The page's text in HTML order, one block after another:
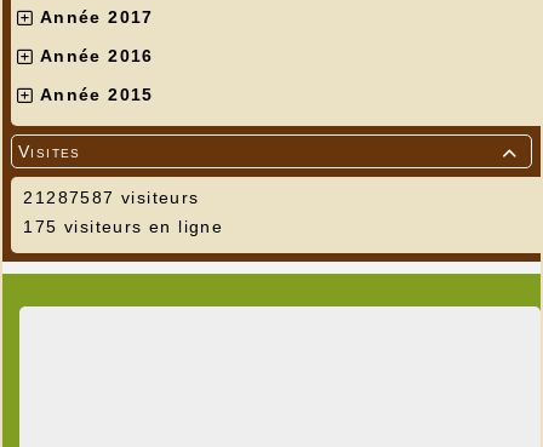
Année 2017
Année 2016
Année 2015

Visites
21287587 visiteurs
175 visiteurs en ligne